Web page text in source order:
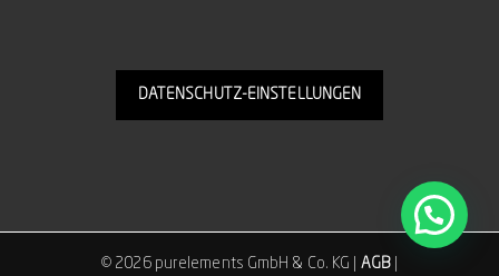
DATENSCHUTZ-EINSTELLUNGEN
© 2026 purelements GmbH & Co. KG | AGB|